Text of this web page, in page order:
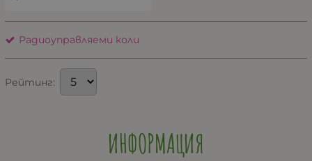
Радиоуправляеми коли
Рейтинг:
ИНФОРМАЦИЯ